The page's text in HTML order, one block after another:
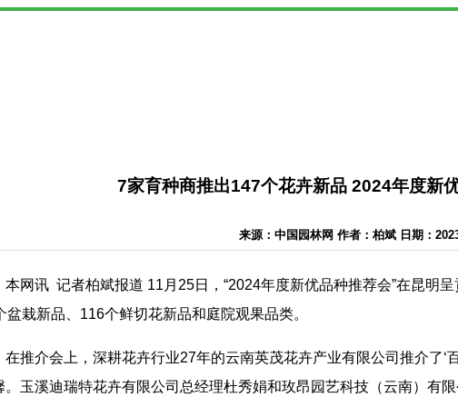
7家育种商推出147个花卉新品 2024年度新
来源：中国园林网 作者：柏斌 日期：
本网讯 记者柏斌报道 11月25日，“2024年度新优品种推荐会”在昆明
盆栽新品、116个鲜切花新品和庭院观果品类。
在推介会上，深耕花卉行业27年的云南英茂花卉产业有限公司推介了‘百
。玉溪迪瑞特花卉有限公司总经理杜秀娟和玫昂园艺科技（云南）有限